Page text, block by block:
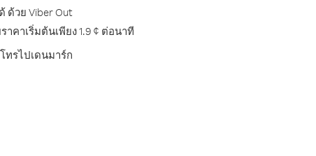
วย Viber Out
คาเริ่มต้นเพียง 1.9 ¢ ต่อนาที
ทรไปเดนมาร์ก